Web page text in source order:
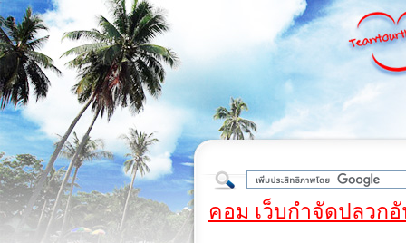
ต้
คอม เว็บกำจัดปลวก